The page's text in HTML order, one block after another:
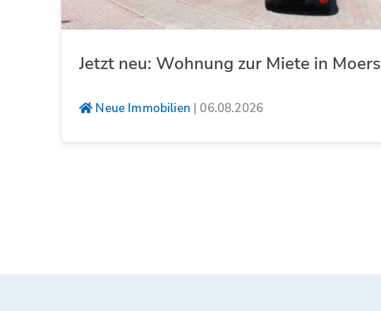
Jetzt neu: Wohnung zur Miete in Moers
Neue Immobilien | 06.08.2026